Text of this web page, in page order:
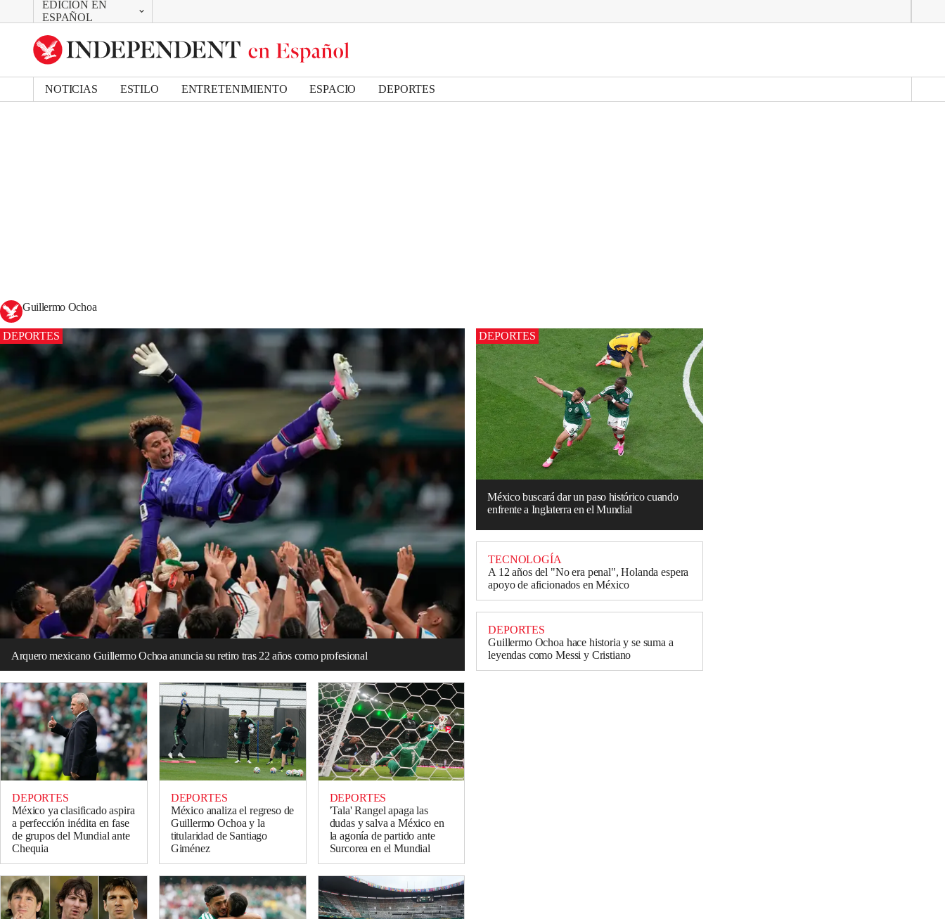
EDICIÓN EN
ESPAÑOL
CAMBIAR
UK Edition
US Edition
NOTICIAS ESTILO ENTRETENIMIENTO ESPACIO DEPORTES
Guillermo Ochoa
DEPORTES
Arquero mexicano Guillermo Ochoa anuncia su retiro tras 22 años como profesional
DEPORTES
México buscará dar un paso histórico cuando
enfrente a Inglaterra en el Mundial
TECNOLOGÍA
A 12 años del "No era penal", Holanda espera
apoyo de aficionados en México
DEPORTES
Guillermo Ochoa hace historia y se suma a
leyendas como Messi y Cristiano
DEPORTES
México ya clasificado aspira
a perfección inédita en fase
de grupos del Mundial ante
Chequia
DEPORTES
México analiza el regreso de
Guillermo Ochoa y la
titularidad de Santiago
Giménez
DEPORTES
'Tala' Rangel apaga las
dudas y salva a México en
la agonía de partido ante
Surcorea en el Mundial